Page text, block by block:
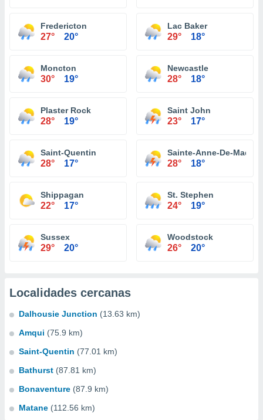
Fredericton
27° 20°
Lac Baker
29° 18°
Moncton
30° 19°
Newcastle
28° 18°
Plaster Rock
28° 19°
Saint John
23° 17°
Saint-Quentin
28° 17°
Sainte-Anne-De-
28° 18°
Shippagan
22° 17°
St. Stephen
24° 19°
Sussex
29° 20°
Woodstock
26° 20°
Localidades cercanas
Dalhousie Junction (13.63 km)
Amqui (75.9 km)
Saint-Quentin (77.01 km)
Bathurst (87.81 km)
Bonaventure (87.9 km)
Matane (112.56 km)